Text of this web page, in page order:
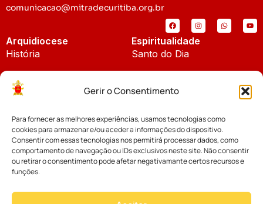
Gerir o Consentimento
Para fornecer as melhores experiências, usamos tecnologias como
cookies para armazenar e/ou aceder a informações do dispositivo.
Consentir com essas tecnologias nos permitirá processar dados, como
comportamento de navegação ou IDs exclusivos neste site. Não consentir
ou retirar o consentimento pode afetar negativamante certos recursos e
funções.
comunicacao@mitradecuritiba.org.br
Arquidiocese
História
Padroeira
Espiritualidade
Santo do Dia
Notícias
Notícias da Arquidiocese
Notícias Cáritas
Cúria Diocesana
Fundo Diocesano
Vicariatos da Educação